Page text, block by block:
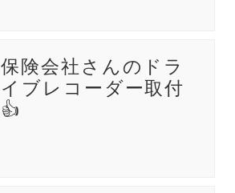
保険会社さんのドラ
イブレコーダー取付
👍